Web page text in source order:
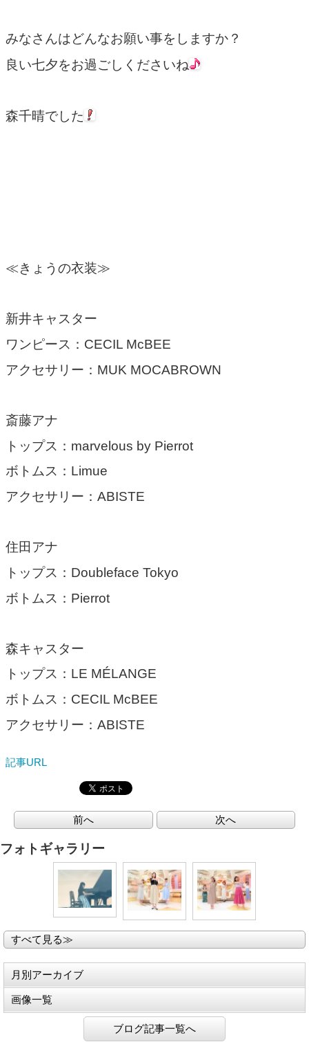
みなさんはどんなお願い事をしますか？
良い七夕をお過ごしくださいね
森千晴でした
≪きょうの衣装≫
新井キャスター
ワンピース：CECIL McBEE
アクセサリー：MUK MOCABROWN
斎藤アナ
トップス：marvelous by Pierrot
ボトムス：Limue
アクセサリー：ABISTE
住田アナ
トップス：Doubleface Tokyo
ボトムス：Pierrot
森キャスター
トップス：LE MÉLANGE
ボトムス：CECIL McBEE
アクセサリー：ABISTE
記事URL
前へ 次へ
フォトギャラリー
すべて見る≫
月別アーカイブ
画像一覧
ブログ記事一覧へ